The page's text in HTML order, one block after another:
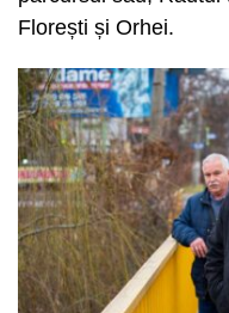
Florești și Orhei.